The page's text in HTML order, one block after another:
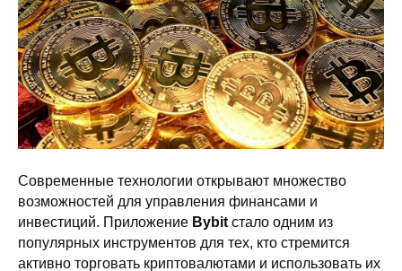
Современные технологии открывают множество
возможностей для управления финансами и
инвестиций. Приложение Bybit стало одним из
популярных инструментов для тех, кто стремится
активно торговать криптовалютами и использовать их